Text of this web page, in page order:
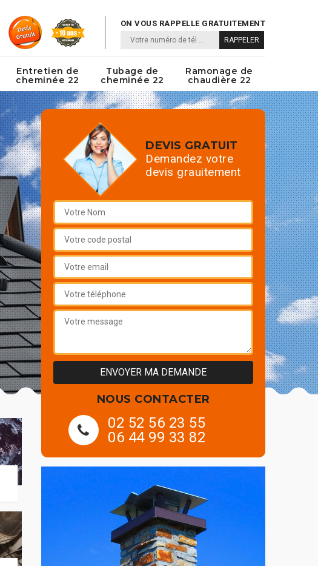
ON VOUS RAPPELLE GRATUITEMENT
Entretien de
cheminée 22
Tubage de
cheminée 22
Ramonage de
chaudière 22
DEVIS GRATUIT
Demandez votre
devis grauitement
NOUS CONTACTER
02 52 56 23 55
06 44 99 33 82